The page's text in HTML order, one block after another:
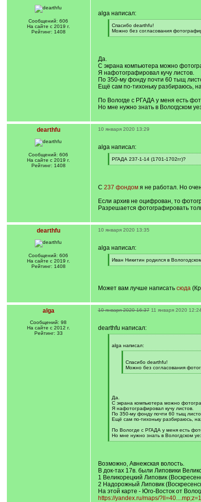
Сообщений: 606
На сайте с 2019 г.
Рейтинг: 1408
alga написал:
[
q
]
Спасибо dearthfu!
Можно без согласования
[
Да.
С экрана компьютера можно
Я нафотографировал кучу листов.
По 350-му фонду почти 60 тыщ
Ещё сам по-тихоньку разбираюсь,
По Вологде с РГАДА у меня есть
Но мне нужно знать в Вологдском
dearthfu
Сообщений: 606
На сайте с 2019 г.
Рейтинг: 1408
10 января 2020 13:29
alga написал:
[
q
РГАДА 237-1-14 (1701-1702гг)?
[
С 237 фондомя не работал. Но
Если архив не оцифрован, то
Разрешается фотографировать
dearthfu
Сообщений: 606
На сайте с 2019 г.
Рейтинг: 1408
10 января 2020 13:35
alga написал:
[
q
Иван Никитин родился в
[
Может вам лучше написать сюда
alga
Сообщений: 98
На сайте с 2012 г.
Рейтинг: 33
10 января 2020 16:37 11 января 2020
dearthfu написал:
q
alga написал:
q
]
Спасибо dearthfu!
Можно без согласования
[
Да.
С экрана компьютера можно
Я нафотографировал кучу листов.
По 350-му фонду почти 60 тыщ
Ещё сам по-тихоньку разбираюсь,
По Вологде с РГАДА у меня есть
Но мне нужно знать в Вологдском
[
Возможно, Авнежская волость.
В док-тах 17в. были Липовики
1 Великорецкий Липовик
2 Надорожный Липовик
На этой карте - Юго-Восток от
https://yandex.ru/maps/